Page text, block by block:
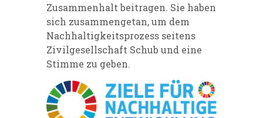
Zusammenhalt beitragen. Sie haben
sich zusammengetan, um dem
Nachhaltig­keitsprozess seitens
Zivilgesellschaft Schub und eine
Stimme zu geben.